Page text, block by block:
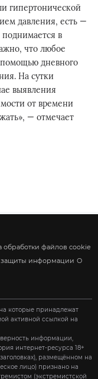
гипертонической
давления, есть —
в
что любое
дневного
На сутки
выявления
от времени
— отмечает
обработки файлов cookie
защиты информации О
которые принадлежат
активной ссылкой на
информации,
интернет-ресурса 18+
размещённом на
лицо) признано на
(экстремистской